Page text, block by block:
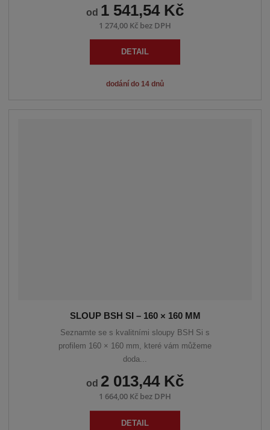
od 1 541,54 Kč
1 274,00 Kč bez DPH
DETAIL
dodání do 14 dnů
SLOUP BSH SI – 160 × 160 MM
od 2 013,44 Kč
1 664,00 Kč bez DPH
DETAIL
Seznamte se s kvalitními sloupy BSH Si s
profilem 160 × 160 mm, které vám můžeme
doda...